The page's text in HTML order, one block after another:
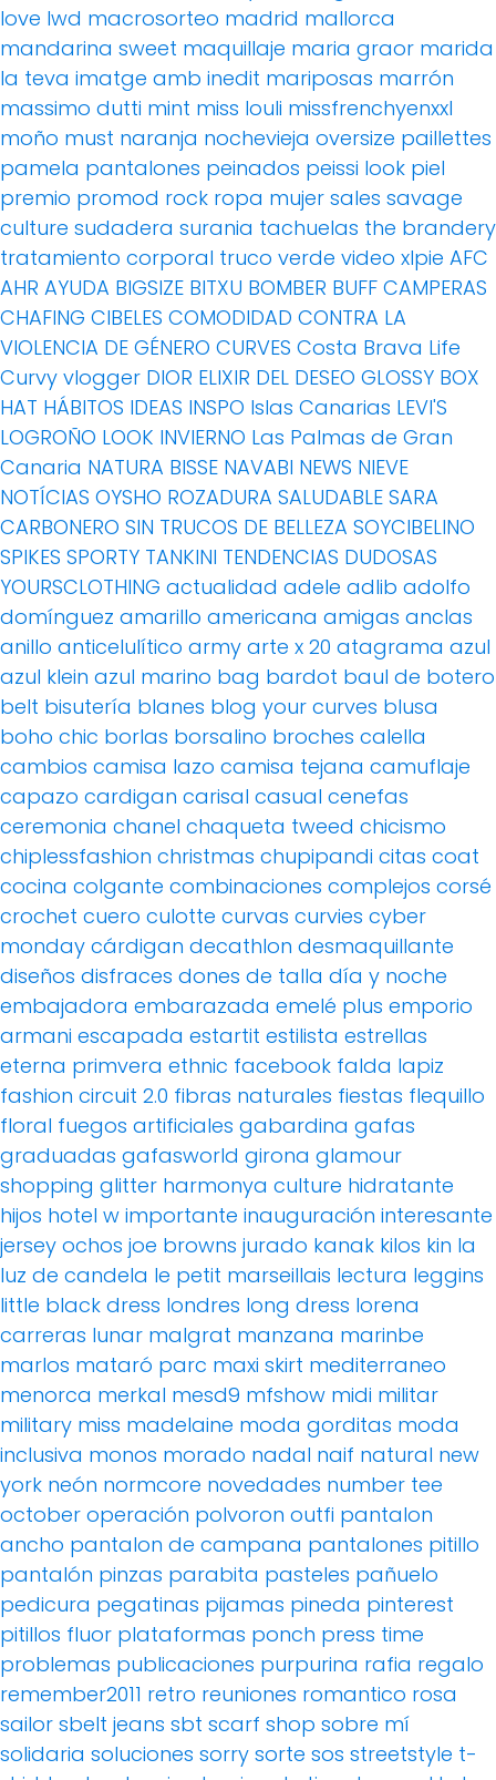
love lwd macrosorteo madrid mallorca
mandarina sweet maquillaje maria graor marida
la teva imatge amb inedit mariposas marrón
massimo dutti mint miss louli missfrenchyenxxl
moño must naranja nochevieja oversize paillettes
pamela pantalones peinados peissi look piel
premio promod rock ropa mujer sales savage
culture sudadera surania tachuelas the brandery
tratamiento corporal truco verde video xlpie AFC
AHR AYUDA BIGSIZE BITXU BOMBER BUFF CAMPERAS
CHAFING CIBELES COMODIDAD CONTRA LA
VIOLENCIA DE GÉNERO CURVES Costa Brava Life
Curvy vlogger DIOR ELIXIR DEL DESEO GLOSSY BOX
HAT HÁBITOS IDEAS INSPO Islas Canarias LEVI'S
LOGROÑO LOOK INVIERNO Las Palmas de Gran
Canaria NATURA BISSE NAVABI NEWS NIEVE
NOTÍCIAS OYSHO ROZADURA SALUDABLE SARA
CARBONERO SIN TRUCOS DE BELLEZA SOYCIBELINO
SPIKES SPORTY TANKINI TENDENCIAS DUDOSAS
YOURSCLOTHING actualidad adele adlib adolfo
domínguez amarillo americana amigas anclas
anillo anticelulítico army arte x 20 atagrama azul
azul klein azul marino bag bardot baul de botero
belt bisutería blanes blog your curves blusa
boho chic borlas borsalino broches calella
cambios camisa lazo camisa tejana camuflaje
capazo cardigan carisal casual cenefas
ceremonia chanel chaqueta tweed chicismo
chiplessfashion christmas chupipandi citas coat
cocina colgante combinaciones complejos corsé
crochet cuero culotte curvas curvies cyber
monday cárdigan decathlon desmaquillante
diseños disfraces dones de talla día y noche
embajadora embarazada emelé plus emporio
armani escapada estartit estilista estrellas
eterna primvera ethnic facebook falda lapiz
fashion circuit 2.0 fibras naturales fiestas flequillo
floral fuegos artificiales gabardina gafas
graduadas gafasworld girona glamour
shopping glitter harmonya culture hidratante
hijos hotel w importante inauguración interesante
jersey ochos joe browns jurado kanak kilos kin la
luz de candela le petit marseillais lectura leggins
little black dress londres long dress lorena
carreras lunar malgrat manzana marinbe
marlos mataró parc maxi skirt mediterraneo
menorca merkal mesd9 mfshow midi militar
military miss madelaine moda gorditas moda
inclusiva monos morado nadal naif natural new
york neón normcore novedades number tee
october operación polvoron outfi pantalon
ancho pantalon de campana pantalones pitillo
pantalón pinzas parabita pasteles pañuelo
pedicura pegatinas pijamas pineda pinterest
pitillos fluor plataformas ponch press time
problemas publicaciones purpurina rafia regalo
remember2011 retro reuniones romantico rosa
sailor sbelt jeans sbt scarf shop sobre mí
solidaria soluciones sorry sorte sos streetstyle t-